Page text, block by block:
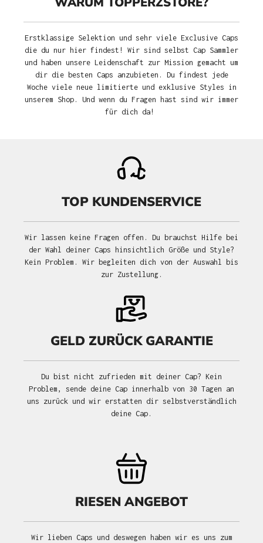
Erstklassige Selektion und sehr viele Exclusive Caps
die du nur hier findest! Wir sind selbst Cap Sammler
und haben unsere Leidenschaft zur Mission gemacht um
dir die besten Caps anzubieten. Du findest jede
Woche viele neue limitierte und exklusive Styles in
unserem Shop. Und wenn du Fragen hast sind wir immer
für dich da!
TOP KUNDENSERVICE
Wir lassen keine Fragen offen. Du brauchst Hilfe bei
der Wahl deiner Caps hinsichtlich Größe und Style?
Kein Problem. Wir begleiten dich von der Auswahl bis
zur Zustellung.
GELD ZURÜCK GARANTIE
Du bist nicht zufrieden mit deiner Cap? Kein
Problem, sende deine Cap innerhalb von 30 Tagen an
uns zurück und wir erstatten dir selbstverständlich
deine Cap.
RIESEN ANGEBOT
Wir lieben Caps und deswegen haben wir es uns zum